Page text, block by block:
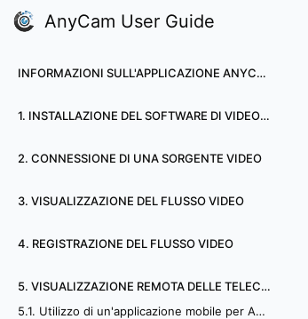
AnyCam User Guide
INFORMAZIONI SULL'APPLICAZIONE ANYCAM
1. INSTALLAZIONE DEL SOFTWARE DI VIDEOSORVEGLIANZA ANYCAM
2. CONNESSIONE DI UNA SORGENTE VIDEO
3. VISUALIZZAZIONE DEL FLUSSO VIDEO
4. REGISTRAZIONE DEL FLUSSO VIDEO
5. VISUALIZZAZIONE REMOTA DELLE TELECAMERE
5.1. Utilizzo di un'applicazione mobile per Android OS